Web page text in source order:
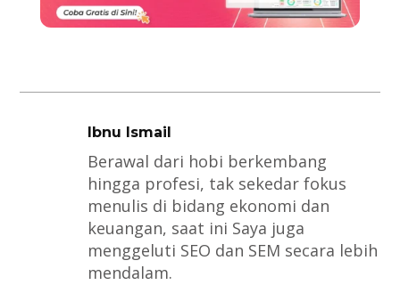
Ibnu Ismail
Berawal dari hobi berkembang
hingga profesi, tak sekedar fokus
menulis di bidang ekonomi dan
keuangan, saat ini Saya juga
menggeluti SEO dan SEM secara lebih
mendalam.